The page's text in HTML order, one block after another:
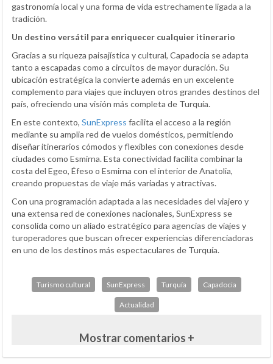
gastronomía local y una forma de vida estrechamente ligada a la
tradición.
Un destino versátil para enriquecer cualquier itinerario
Gracias a su riqueza paisajística y cultural, Capadocia se adapta
tanto a escapadas como a circuitos de mayor duración. Su
ubicación estratégica la convierte además en un excelente
complemento para viajes que incluyen otros grandes destinos del
país, ofreciendo una visión más completa de Turquía.
En este contexto, SunExpress facilita el acceso a la región
mediante su amplia red de vuelos domésticos, permitiendo
diseñar itinerarios cómodos y flexibles con conexiones desde
ciudades como Esmirna. Esta conectividad facilita combinar la
costa del Egeo, Éfeso o Esmirna con el interior de Anatolia,
creando propuestas de viaje más variadas y atractivas.
Con una programación adaptada a las necesidades del viajero y
una extensa red de conexiones nacionales, SunExpress se
consolida como un aliado estratégico para agencias de viajes y
turoperadores que buscan ofrecer experiencias diferenciadoras
en uno de los destinos más espectaculares de Turquía.
Turismo cultural SunExpress Turquía Capadocia
Actualidad
Mostrar comentarios +